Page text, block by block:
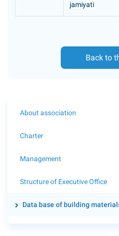
jamiyati
Back to
About association
Charter
Management
Structure of Executive Office
Data base of building